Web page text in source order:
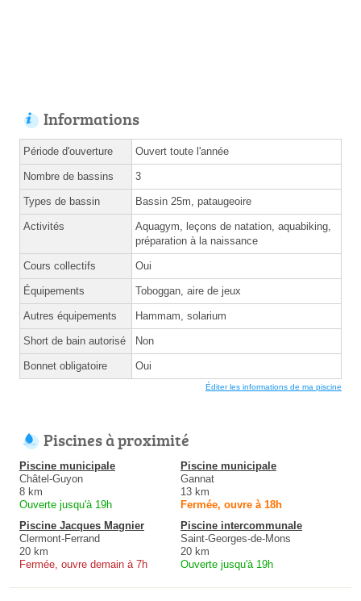
Informations
Période d'ouverture Ouvert toute l'année
Nombre de bassins 3
Types de bassin Bassin 25m, pataugeoire
Activités
Aquagym, leçons de natation, aquabiking,
préparation à la naissance
Cours collectifs Oui
Équipements Toboggan, aire de jeux
Autres équipements Hammam, solarium
Short de bain autorisé Non
Bonnet obligatoire Oui
Éditer les informations de ma piscine
Piscines à proximité
Piscine municipale
Châtel-Guyon
8 km
Ouverte jusqu'à 19h
Piscine municipale
Gannat
13 km
Fermée, ouvre à 18h
Piscine Jacques Magnier
Clermont-Ferrand
20 km
Fermée, ouvre demain à 7h
Piscine intercommunale
Saint-Georges-de-Mons
20 km
Ouverte jusqu'à 19h